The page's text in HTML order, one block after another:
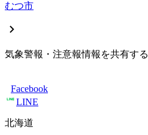
むつ市
気象警報・注意報情報を共有する
Facebook
LINE
北海道